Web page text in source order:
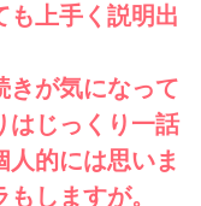
も上手く説明出
きが気になって
はじっくり一話
人的には思いま
しますが。